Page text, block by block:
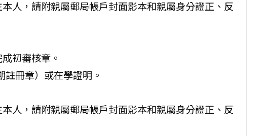
人，請附親屬郵局帳戶封面影本和親屬身分證正、反
初審核章。
冊章）或在學證明。
人，請附親屬郵局帳戶封面影本和親屬身分證正、反